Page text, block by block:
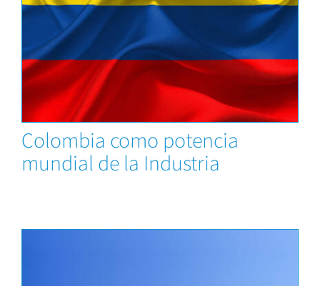
Capacitaciones
Colombia como potencia
mundial de la Industria